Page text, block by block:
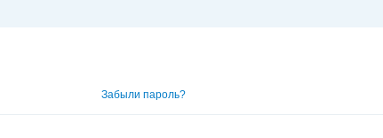
Забыли пароль?